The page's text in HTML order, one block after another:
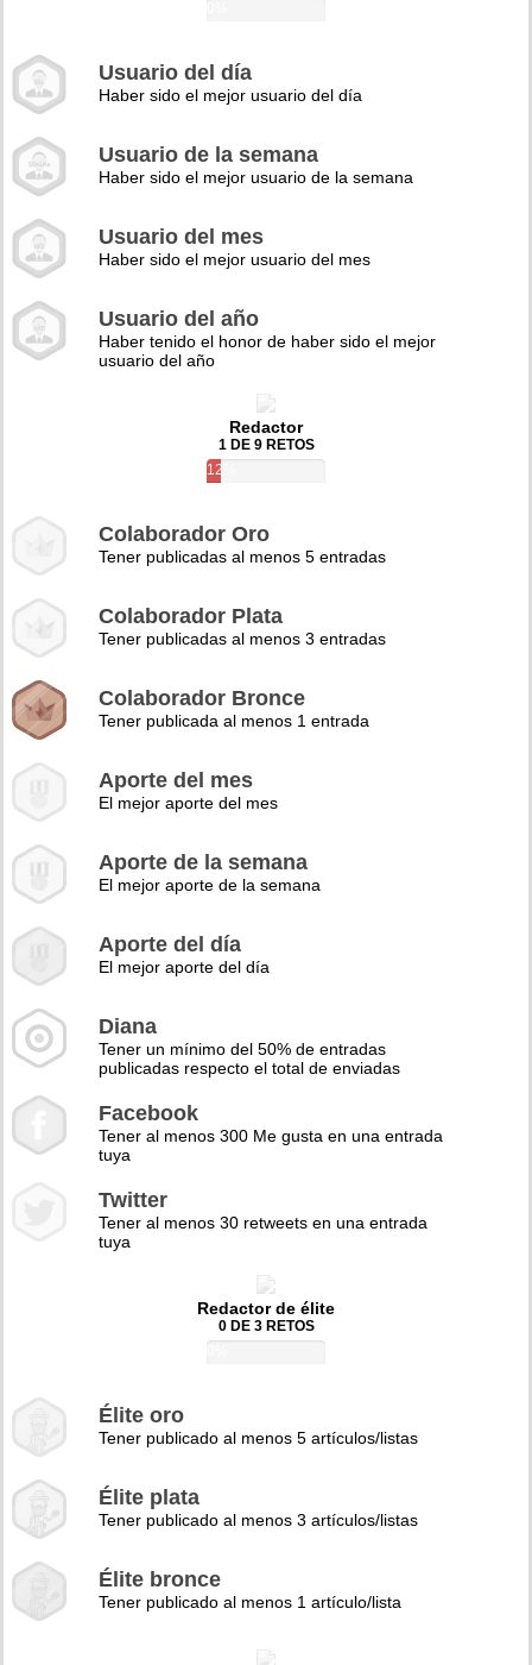
Usuario del día
Haber sido el mejor usuario del día
Usuario de la semana
Haber sido el mejor usuario de la semana
Usuario del mes
Haber sido el mejor usuario del mes
Usuario del año
Haber tenido el honor de haber sido el mejor
usuario del año
Redactor
1 DE 9 RETOS
12%
Colaborador Oro
Tener publicadas al menos 5 entradas
Colaborador Plata
Tener publicadas al menos 3 entradas
Colaborador Bronce
Tener publicada al menos 1 entrada
Aporte del mes
El mejor aporte del mes
Aporte de la semana
El mejor aporte de la semana
Aporte del día
El mejor aporte del día
Diana
Tener un mínimo del 50% de entradas
publicadas respecto el total de enviadas
Facebook
Tener al menos 300 Me gusta en una entrada
tuya
Twitter
Tener al menos 30 retweets en una entrada
tuya
Redactor de élite
0 DE 3 RETOS
Élite oro
Tener publicado al menos 5 artículos/listas
Élite plata
Tener publicado al menos 3 artículos/listas
Élite bronce
Tener publicado al menos 1 artículo/lista